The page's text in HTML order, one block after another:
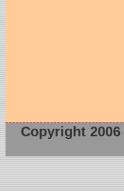
Copyright 2006